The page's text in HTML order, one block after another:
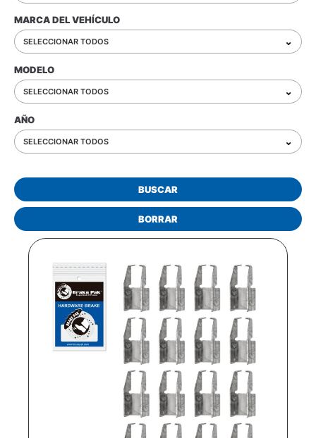
MARCA DEL VEHÍCULO
SELECCIONAR TODOS ⌄
MODELO
SELECCIONAR TODOS ⌄
AÑO
SELECCIONAR TODOS ⌄
BUSCAR
BORRAR